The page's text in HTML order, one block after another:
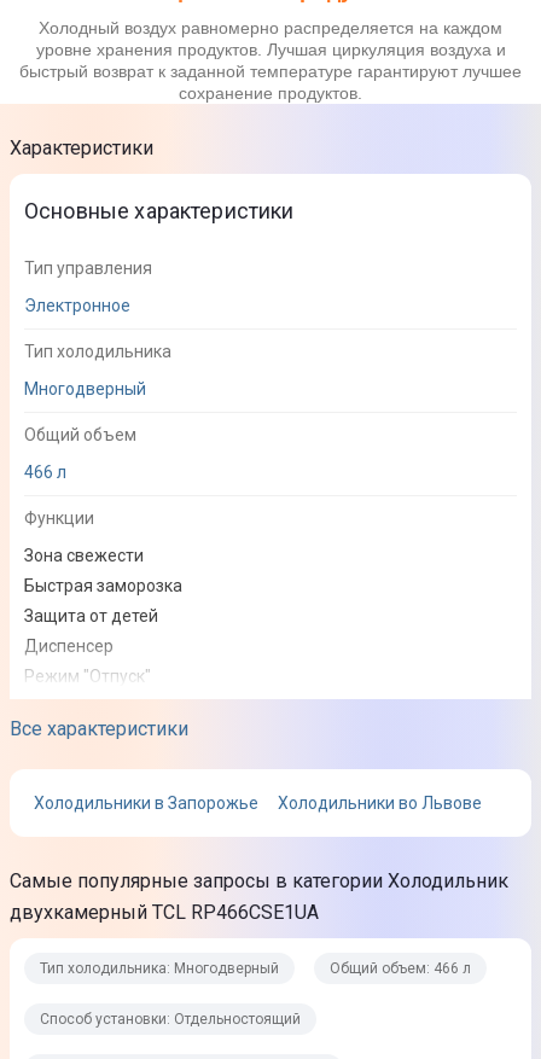
Холодный воздух равномерно распределяется на каждом
уровне хранения продуктов. Лучшая циркуляция воздуха и
быстрый возврат к заданной температуре гарантируют лучшее
сохранение продуктов.
Характеристики
Все характеристики
Основные характеристики
Тип управления
Электронное
Тип холодильника
Многодверный
Общий объем
466 л
Функции
Зона свежести
Быстрая заморозка
Защита от детей
Диспенсер
Режим "Отпуск"
Способ установки
Годовое энергопотребление
294 кВт/год
Класс энергопотребления
Холодильники в Запорожье Холодильники во Львове
Самые популярные запросы в категории Холодильник
двухкамерный TCL RP466CSE1UA
Тип холодильника: Многодверный Общий объем: 466 л
Способ установки: Отдельностоящий